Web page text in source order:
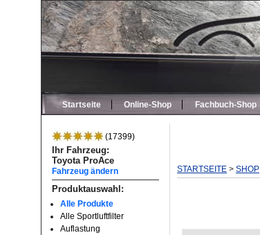
Startseite Online-Shop Fachbuch-Shop
(17399)
Ihr Fahrzeug:
Toyota ProAce
Fahrzeug ändern
Produktauswahl:
Alle Produkte
Alle Sportluftfilter
Auflastung
STARTSEITE > SHOP